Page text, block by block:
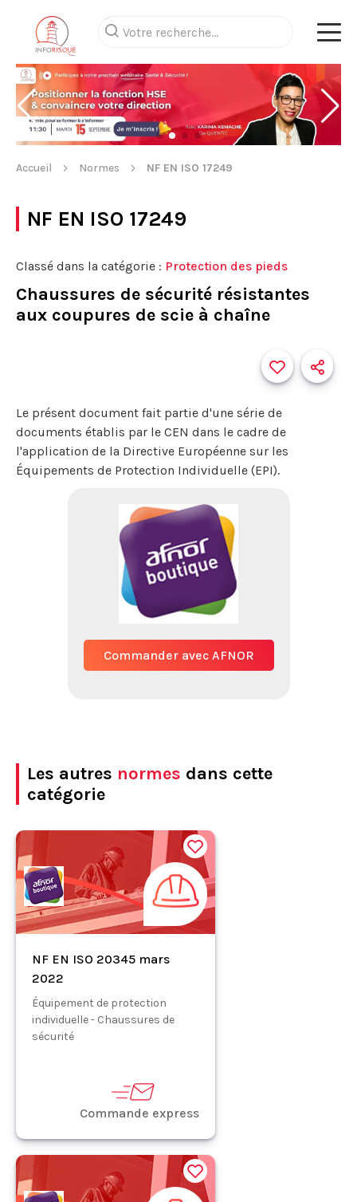
Accueil Normes NF EN ISO 17249
NF EN ISO 17249
Classé dans la catégorie : Protection des pieds
Chaussures de sécurité résistantes
aux coupures de scie à chaîne
Le présent document fait partie d'une série de
documents établis par le CEN dans le cadre de
l'application de la Directive Européenne sur les
Équipements de Protection Individuelle (EPI).
Commander avec AFNOR
Les autres normes dans cette
catégorie
NF EN ISO 20345 mars
2022
Équipement de protection
individuelle - Chaussures de
sécurité
Commande express